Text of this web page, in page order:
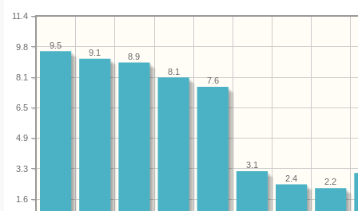
1.6
3.3
4.9
6.5
8.1
9.8
11.4
2.2
2.4
3.1
7.6
8.1
8.9
9.1
9.5